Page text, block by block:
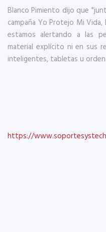
Blanco Pimiento dijo que
campaña Yo Protejo Mi
estamos alertando a las
material explícito ni en sus
inteligentes, tabletas u
https://